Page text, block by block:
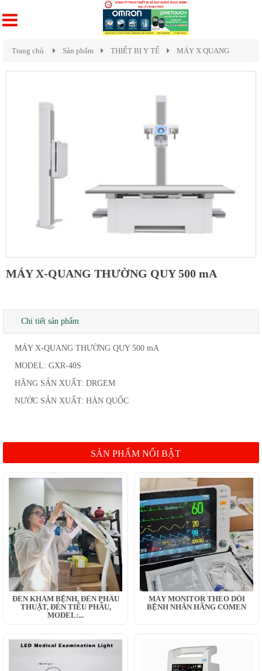
Trang chủ Sản phẩm THIẾT BỊ Y TẾ MÁY X QUANG
MÁY X-QUANG THƯỜNG QUY 500 mA
Chi tiết sản phẩm
MÁY X-QUANG THƯỜNG QUY 500 mA
MODEL: GXR-40S
HÃNG SẢN XUẤT: DRGEM
NƯỚC SẢN XUẤT: HÀN QUỐC
SẢN PHẨM NỔI BẬT
ĐÈN KHÁM BỆNH, ĐÈN PHẪU
THUẬT, ĐÈN TIỂU PHẪU,
MODEL:...
MÁY MONITOR THEO DÕI
BỆNH NHÂN HÃNG COMEN